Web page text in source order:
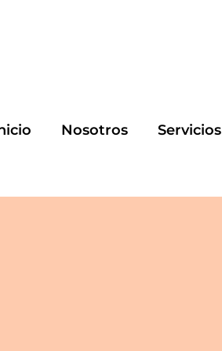
Nosotros Servicios